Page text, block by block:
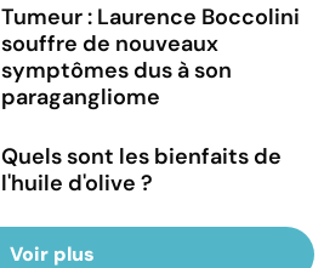
Tumeur : Laurence Boccolini
souffre de nouveaux
symptômes dus à son
paragangliome
Quels sont les bienfaits de
l'huile d'olive ?
Voir plus